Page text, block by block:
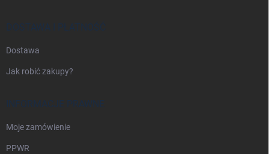
DOSTAWA I PŁATNOŚĆ
Dostawa
Jak robić zakupy?
INFORMACJE PRAWNE
Moje zamówienie
PPWR